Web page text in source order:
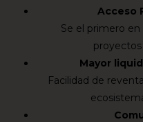
Acceso
Se el primero
proyectos
Mayor
Facilidad de